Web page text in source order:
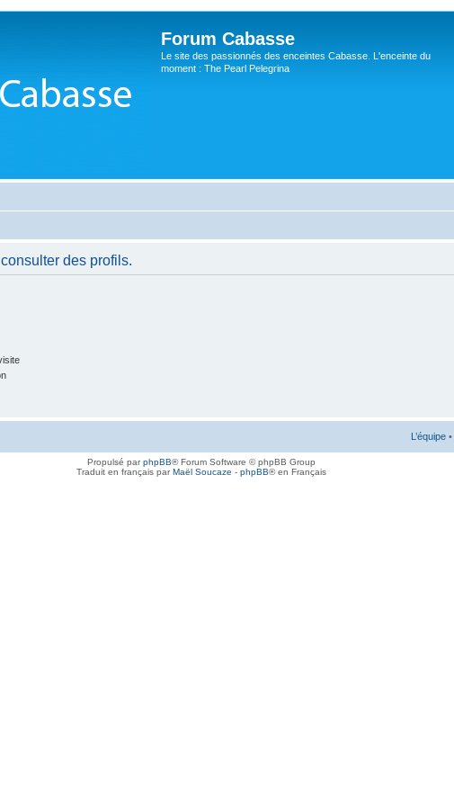
Forum Cabasse
Le site des passionnés des enceintes Cabasse. L'enceinte du
moment : The Pearl Pelegrina
des profils.
L’équipe •
Propulsé parphpBB® Forum Software © phpBB Group
Traduit en français parMaël Soucaze - phpBB® en Français